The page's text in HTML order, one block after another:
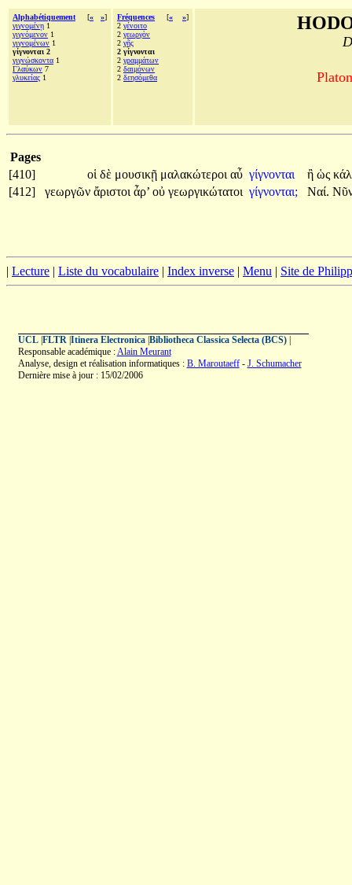
Alphabétiquement [« »]
γιγνομένῃ 1
γιγνόμενον 1
γιγνομένων 1
γίγνονται 2
γιγνώσκοντα 1
Γλαύκων 7
γλυκείας 1
Fréquences [« »]
2 γένοιτο
2 γεωργὸν
2 γῆς
2 γίγνονται
2 γραμμάτων
2 δαιμόνων
2 δεησόμεθα
Pages
[410]
οἱ δὲ μουσικῇ μαλακώτεροι αὖ γίγνονται ἢ ὡς
[412]
γεωργῶν ἄριστοι ἆρ’ οὐ γεωργικώτατοι γίγνονται; Ναί.
| Lecture | Liste du vocabulaire | Index inverse | Menu | Site de
UCL| FLTR| Itinera Electronica| Bibliotheca Classica Selecta (BCS)|
Responsable académique :Alain Meurant
Analyse, design et réalisation informatiques : B. Maroutaeff- J. Schumacher
Dernière mise à jour : 15/02/2006